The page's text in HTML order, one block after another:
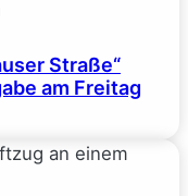
Straße“
am Freitag